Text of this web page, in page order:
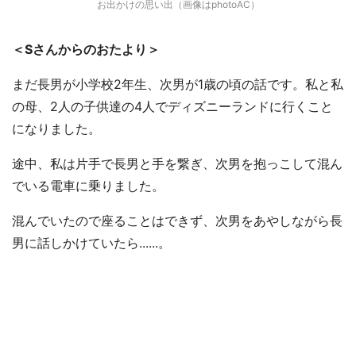
お出かけの思い出（画像はphotoAC）
＜Sさんからのおたより＞
まだ長男が小学校2年生、次男が1歳の頃の話です。私と私
の母、2人の子供達の4人でディズニーランドに行くこと
になりました。
途中、私は片手で長男と手を繋ぎ、次男を抱っこして混ん
でいる電車に乗りました。
混んでいたので座ることはできず、次男をあやしながら長
男に話しかけていたら......。